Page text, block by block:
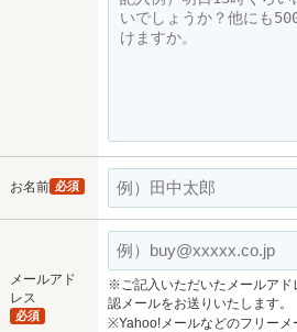
お名前 必須
メールアド
レス
必須
※ご記入いただいたメールアド
認メールをお送りいたします。
※Yahoo!メールなどのフリーメ